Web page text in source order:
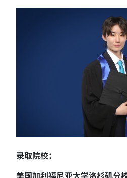
录取院校：
美国加利福尼亚大学洛杉矶分